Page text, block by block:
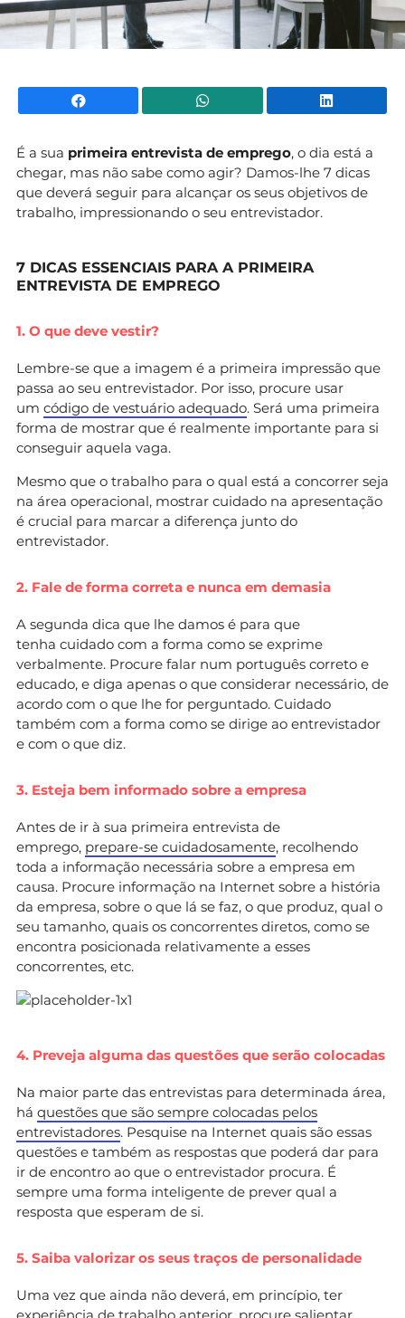
Facebook WhatsApp
É a sua primeira entrevista de emprego, o dia está a
chegar, mas não sabe como agir? Damos-lhe 7 dicas
que deverá seguir para alcançar os seus objetivos de
trabalho, impressionando o seu entrevistador.
7 DICAS ESSENCIAIS PARA A PRIMEIRA
ENTREVISTA DE EMPREGO
1. O que deve vestir?
Lembre-se que a imagem é a primeira impressão que
passa ao seu entrevistador. Por isso, procure usar
um código de vestuário adequado. Será uma primeira
forma de mostrar que é realmente importante para si
conseguir aquela vaga.
Mesmo que o trabalho para o qual está a concorrer seja
na área operacional, mostrar cuidado na apresentação
é crucial para marcar a diferença junto do
entrevistador.
2. Fale de forma correta e nunca em demasia
A segunda dica que lhe damos é para que
tenha cuidado com a forma como se exprime
verbalmente. Procure falar num português correto e
educado, e diga apenas o que considerar necessário, de
acordo com o que lhe for perguntado. Cuidado
também com a forma como se dirige ao entrevistador
e com o que diz.
3. Esteja bem informado sobre a empresa
Antes de ir à sua primeira entrevista de
emprego, prepare-se cuidadosamente, recolhendo
toda a informação necessária sobre a empresa em
causa. Procure informação na Internet sobre a história
da empresa, sobre o que lá se faz, o que produz, qual o
seu tamanho, quais os concorrentes diretos, como se
encontra posicionada relativamente a esses
concorrentes, etc.
4. Preveja alguma das questões que serão colocadas
Na maior parte das entrevistas para determinada área,
há questões que são sempre colocadas pelos
entrevistadores. Pesquise na Internet quais são essas
questões e também as respostas que poderá dar para
ir de encontro ao que o entrevistador procura. É
sempre uma forma inteligente de prever qual a
resposta que esperam de si.
5. Saiba valorizar os seus traços de personalidade
Uma vez que ainda não deverá, em princípio, ter
experiência de trabalho anterior, procure salientar,